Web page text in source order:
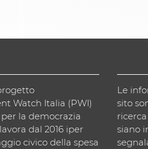
Watch Italia (PWI)
la democrazia
dal 2016 iper
civico della spesa
Le
sito
siano